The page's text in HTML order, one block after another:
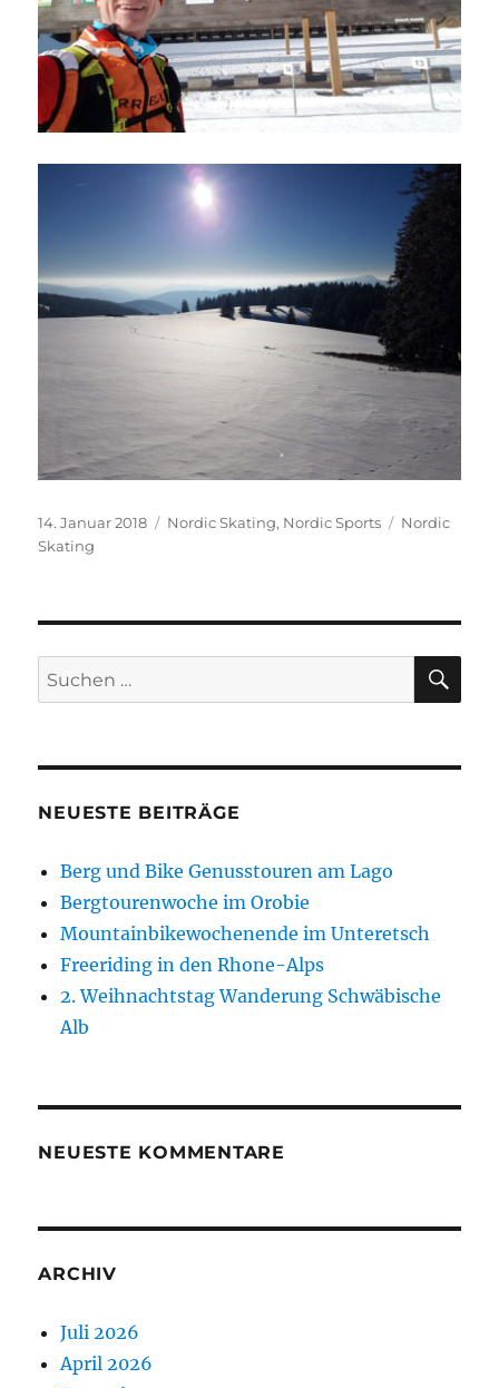
Veröffentlicht
am
14. Januar 2018 Kategorien
Nordic Skating, Nordic Sports Schlagwörter
Nordic
Skating
Suchen
nach:
NEUESTE BEITRÄGE
Berg und Bike Genusstouren am Lago
Bergtourenwoche im Orobie
Mountainbikewochenende im Unteretsch
Freeriding in den Rhone-Alps
2. Weihnachtstag Wanderung Schwäbische
Alb
NEUESTE KOMMENTARE
ARCHIV
Juli 2026
April 2026